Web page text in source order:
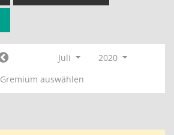
Juli
2020
Gremium auswählen